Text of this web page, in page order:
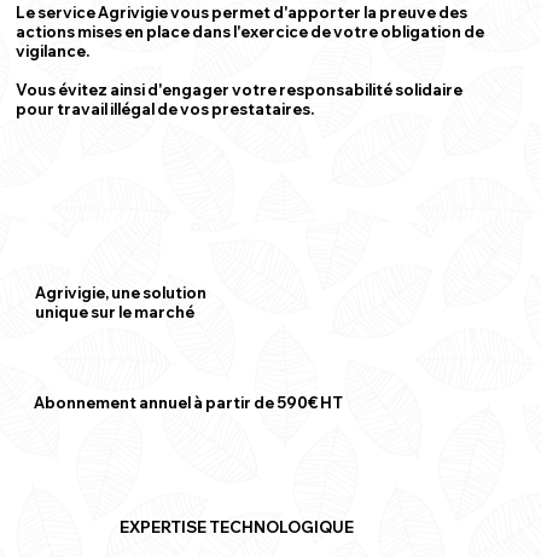
Le service Agrivigie vous permet d'apporter la preuve des
actions mises en place dans l'exercice de votre obligation de
vigilance.
Vous évitez ainsi d'engager votre responsabilité solidaire
pour travail illégal de vos prestataires.
EXPERTISE TECHNOLOGIQUE
Abonnement annuel à partir de 590€ HT
Agrivigie, une solution
unique sur le marché